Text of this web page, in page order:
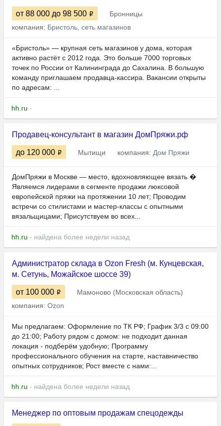
от 88 000 до 98 500
Бронницы
компания: Бристоль, сеть магазинов
«Бристоль» — крупная сеть магазинов у дома, которая
активно растёт с 2012 года. Это больше 7000 торговых
точек по России от Калининграда до Сахалина. В большую
команду приглашаем продавца-кассира. Вакансии открыты
по адресам: ...
hh.ru -
Продавец-консультант в магазин ДомПряжи.рф
до 120 000 Мытищи компания: Дом Пряжи
ДомПряжи в Москве — место, вдохновляющее вязать �
Являемся лидерами в сегменте продажи люксовой
европейской пряжи на протяжении 10 лет; Проводим
встречи со стилистами и мастер-классы с опытными
вязальщицами; Присутствуем во всех...
hh.ru - найдена более недели назад
Администратор склада в Ozon Fresh (м. Кунцевская,
м. Сетунь, Можайское шоссе 39)
от 100 000
Мамоново (Московская область)
компания: Ozon
Мы предлагаем: Оформление по ТК РФ; График 3/3 с 09:00
до 21:00; Работу рядом с домом: не подходит данная
локация - подберём удобную; Программу
профессионального обучения на старте, наставничество
опытных сотрудников; Рост вместе с нами:...
hh.ru - найдена более недели назад
Менеджер по оптовым продажам спецодежды